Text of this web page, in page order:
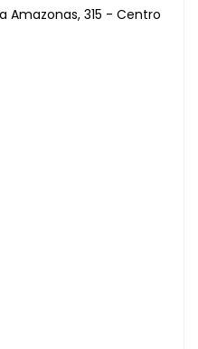
Amazonas, 315 - Centro